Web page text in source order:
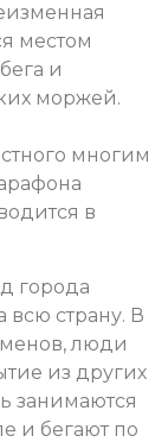
местом
и
моржей.
многим
в
города
всю страну. В
люди
из других
занимаются
и бегают по